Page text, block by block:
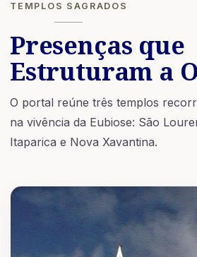
TEMPLOS SAGRADOS
Presenças que
Estruturam a
O portal reúne três templos
na vivência da Eubiose: São
Itaparica e Nova Xavantina.